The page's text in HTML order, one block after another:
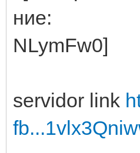
servidor link